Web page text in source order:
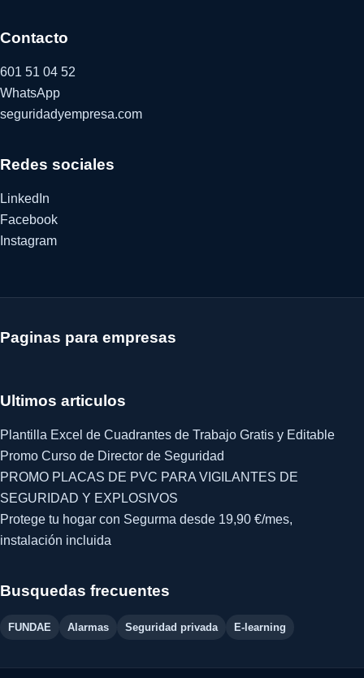
Contacto
601 51 04 52
WhatsApp
seguridadyempresa.com
Redes sociales
LinkedIn
Facebook
Instagram
Paginas para empresas
Ultimos articulos
Plantilla Excel de Cuadrantes de Trabajo Gratis y Editable
Promo Curso de Director de Seguridad
PROMO PLACAS DE PVC PARA VIGILANTES DE
SEGURIDAD Y EXPLOSIVOS
Protege tu hogar con Segurma desde 19,90 €/mes,
instalación incluida
Busquedas frecuentes
FUNDAE Alarmas Seguridad privada E-learning